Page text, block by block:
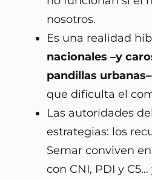
nosotros.
Es una realidad
nacionales –y
pandillas
que dificulta el
Las autoridades
estrategias: los
Semar conviven
con CNI, PDI y